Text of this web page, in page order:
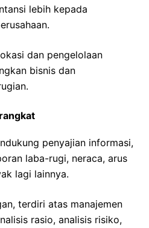
lebih kepada
dan pengelolaan
bisnis dan
penyajian informasi,
laba-rugi, neraca, arus
lagi lainnya.
terdiri atas manajemen
rasio, analisis risiko,